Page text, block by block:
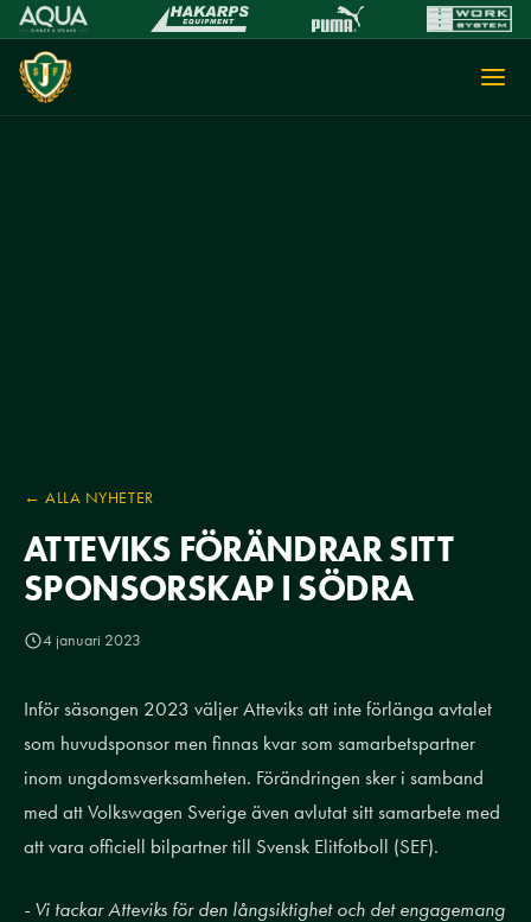
← ALLA NYHETER
ATTEVIKS FÖRÄNDRAR SITT
SPONSORSKAP I SÖDRA
4 januari 2023
Inför säsongen 2023 väljer Atteviks att inte förlänga avtalet
som huvudsponsor men finnas kvar som samarbetspartner
inom ungdomsverksamheten. Förändringen sker i samband
med att Volkswagen Sverige även avlutat sitt samarbete med
att vara officiell bilpartner till Svensk Elitfotboll (SEF).
- Vi tackar Atteviks för den långsiktighet och det engagemang